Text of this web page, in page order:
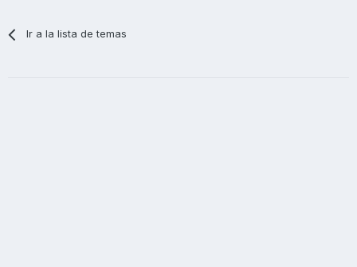
Ir a la lista de temas